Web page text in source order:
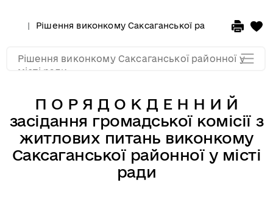
Рішення виконкому Саксаганської районної у місті
П О Р Я Д О К Д Е Н Н И Й
засідання громадської комісії з
житлових питань виконкому
Саксаганської районної у місті
ради
Рішення виконкому Саксаганської районної у
місті ради
Засідання за 2011
Засідання за 2010